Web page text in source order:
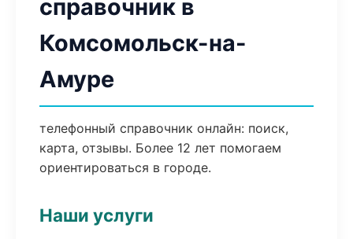
справочник в
Комсомольск-на-
Амуре
телефонный справочник онлайн: поиск,
карта, отзывы. Более 12 лет помогаем
ориентироваться в городе.
Наши услуги